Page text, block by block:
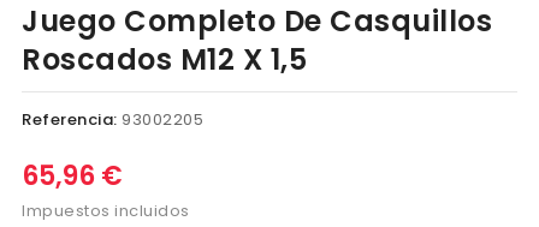
Juego Completo De Casquillos
Roscados M12 X 1,5
Referencia: 93002205
65,96 €
Impuestos incluidos